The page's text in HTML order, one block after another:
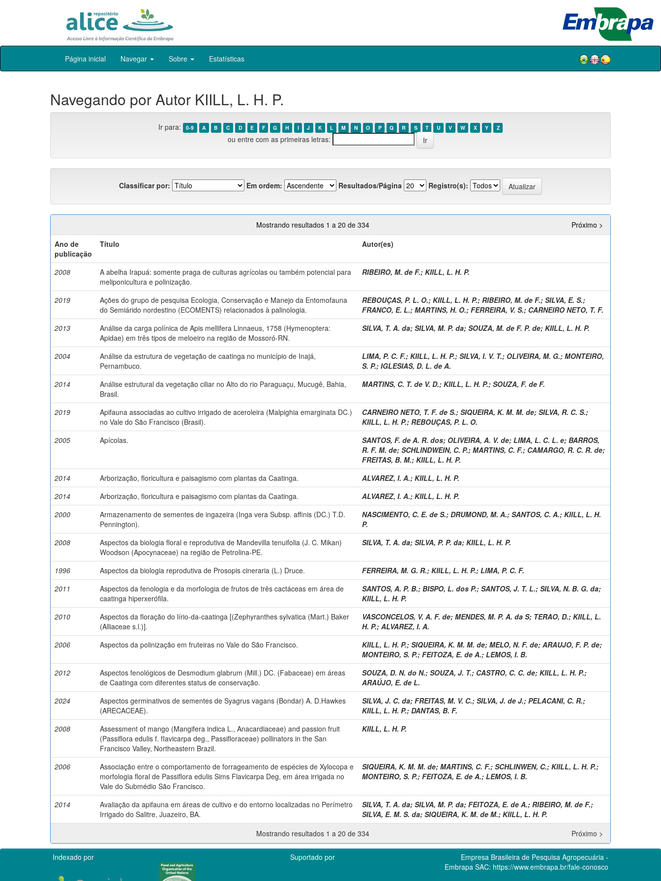
Skip
Página inicial Navegar Sobre Estatísticas
Navegando por Autor KIILL, L. H. P.
Ir para: 0-9 A B C D E F G H I J K L M N O P Q R S T U V W X Y Z
ou entre com as primeiras letras:
Classificar por: Em ordem: Resultados/Página Registro(s):
Mostrando resultados 1 a 20 de 334
Próximo >
Ano de
publicação
Título Autor(es)
2008
A abelha Irapuá: somente praga de culturas agrícolas ou também potencial para
meliponicultura e polinização.
RIBEIRO, M. de F.; KIILL, L. H. P.
2019
Ações do grupo de pesquisa Ecologia, Conservação e Manejo da Entomofauna
do Semiárido nordestino (ECOMENTS) relacionados à palinologia.
REBOUÇAS, P. L. O.; KIILL, L. H. P.; RIBEIRO, M. de F.; SILVA, E. S.;
FRANCO, E. L.; MARTINS, H. O.; FERREIRA, V. S.; CARNEIRO NETO, T. F.
2013
Análise da carga polínica de Apis mellifera Linnaeus, 1758 (Hymenoptera:
Apidae) em três tipos de meloeiro na região de Mossoró-RN.
SILVA, T. A. da; SILVA, M. P. da; SOUZA, M. de F. P. de; KIILL, L. H. P.
2004
Análise da estrutura de vegetação de caatinga no município de Inajá,
Pernambuco.
LIMA, P. C. F.; KIILL, L. H. P.; SILVA, I. V. T.; OLIVEIRA, M. G.; MONTEIRO,
S. P.; IGLESIAS, D. L. de A.
2014
Análise estrutural da vegetação ciliar no Alto do rio Paraguaçu, Mucugê, Bahia,
Brasil.
MARTINS, C. T. de V. D.; KIILL, L. H. P.; SOUZA, F. de F.
2019
Apifauna associadas ao cultivo irrigado de aceroleira (Malpighia emarginata DC.)
no Vale do São Francisco (Brasil).
CARNEIRO NETO, T. F. de S.; SIQUEIRA, K. M. M. de; SILVA, R. C. S.;
KIILL, L. H. P.; REBOUÇAS, P. L. O.
2005
Apícolas. SANTOS, F. de A. R. dos; OLIVEIRA, A. V. de; LIMA, L. C. L. e; BARROS,
R. F. M. de; SCHLINDWEIN, C. P.; MARTINS, C. F.; CAMARGO, R. C. R. de;
FREITAS, B. M.; KIILL, L. H. P.
2014
Arborização, floricultura e paisagismo com plantas da Caatinga. ALVAREZ, I. A.; KIILL, L. H. P.
2014
Arborização, floricultura e paisagismo com plantas da Caatinga. ALVAREZ, I. A.; KIILL, L. H. P.
2000
Armazenamento de sementes de ingazeira (Inga vera Subsp. affinis (DC.) T.D.
Pennington).
NASCIMENTO, C. E. de S.; DRUMOND, M. A.; SANTOS, C. A.; KIILL, L. H.
P.
2008
Aspectos da biologia floral e reprodutiva de Mandevilla tenuifolia (J. C. Mikan)
Woodson (Apocynaceae) na região de Petrolina-PE.
SILVA, T. A. da; SILVA, P. P. da; KIILL, L. H. P.
1996 Aspectos da biologia reprodutiva de Prosopis cineraria (L.) Druce. FERREIRA, M. G. R.; KIILL, L. H. P.; LIMA, P. C. F.
2011
Aspectos da fenologia e da morfologia de frutos de três cactáceas em área de
caatinga hiperxerófila.
SANTOS, A. P. B.; BISPO, L. dos P.; SANTOS, J. T. L.; SILVA, N. B. G. da;
KIILL, L. H. P.
2010
Aspectos da floração do lírio-da-caatinga [(Zephyranthes sylvatica (Mart.) Baker
(Alliaceae s.l.)].
VASCONCELOS, V. A. F. de; MENDES, M. P. A. da S; TERAO, D.; KIILL, L.
H. P.; ALVAREZ, I. A.
2006
Aspectos da polinização em fruteiras no Vale do São Francisco. KIILL, L. H. P.; SIQUEIRA, K. M. M. de; MELO, N. F. de; ARAUJO, F. P. de;
MONTEIRO, S. P.; FEITOZA, E. de A.; LEMOS, I. B.
2012
Aspectos fenológicos de Desmodium glabrum (Mill.) DC. (Fabaceae) em áreas
de Caatinga com diferentes status de conservação.
SOUZA, D. N. do N.; SOUZA, J. T.; CASTRO, C. C. de; KIILL, L. H. P.;
ARAÚJO, E. de L.
2024
Aspectos germinativos de sementes de Syagrus vagans (Bondar) A. D.Hawkes
(ARECACEAE).
SILVA, J. C. da; FREITAS, M. V. C.; SILVA, J. de J.; PELACANI, C. R.;
KIILL, L. H. P.; DANTAS, B. F.
2008
Assessment of mango (Mangifera indica L., Anacardiaceae) and passion fruit
(Passiflora edulis f. fIavicarpa deg., Passifloraceae) pollinators in the San
Francisco Valley, Northeastern Brazil.
KIILL, L. H. P.
2006
Associação entre o comportamento de forrageamento de espécies de Xylocopa e
morfologia floral de Passiflora edulis Sims Flavicarpa Deg, em área irrigada no
Vale do Submédio São Francisco.
SIQUEIRA, K. M. M. de; MARTINS, C. F.; SCHLINWEN, C.; KIILL, L. H. P.;
MONTEIRO, S. P.; FEITOZA, E. de A.; LEMOS, I. B.
2014
Avaliação da apifauna em áreas de cultivo e do entorno localizadas no Perímetro
Irrigado do Salitre, Juazeiro, BA.
SILVA, T. A. da; SILVA, M. P. da; FEITOZA, E. de A.; RIBEIRO, M. de F.;
SILVA, E. M. S. da; SIQUEIRA, K. M. de M.; KIILL, L. H. P.
Mostrando resultados 1 a 20 de 334
Próximo >
Indexado por Suportado por
Empresa Brasileira de Pesquisa Agropecuária -
Embrapa SAC: https://www.embrapa.br/fale-conosco